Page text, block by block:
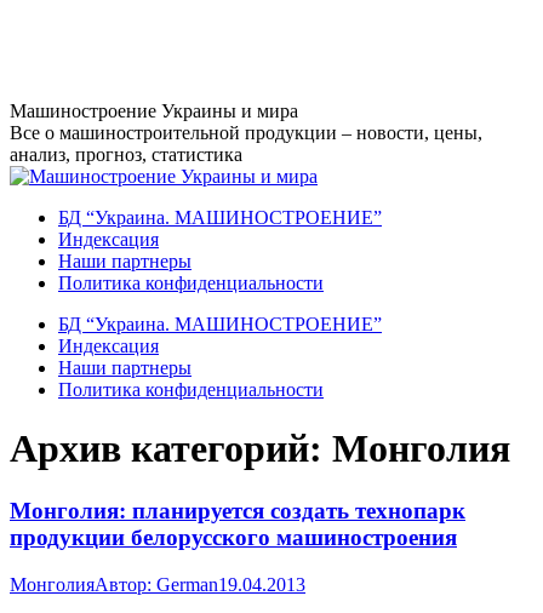
Перейти
к
содержанию
Машиностроение Украины и мира
Все о машиностроительной продукции – новости, цены,
анализ, прогноз, статистика
БД “Украина. МАШИНОСТРОЕНИЕ”
Индекcация
Наши партнеры
Политика конфиденциальности
БД “Украина. МАШИНОСТРОЕНИЕ”
Индекcация
Наши партнеры
Политика конфиденциальности
Архив категорий: Монголия
Монголия: планируется создать технопарк
продукции белорусского машиностроения
МонголияАвтор: German19.04.2013